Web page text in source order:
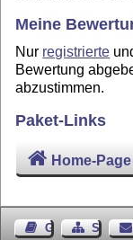
Meine
Nur registrierte
Bewertung
abzustimmen.
Paket-Links
Home-Page
Gästebuch